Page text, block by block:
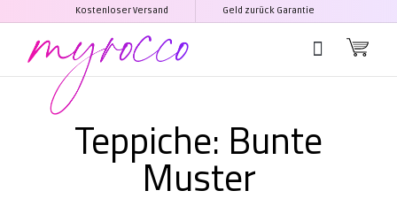
Kostenloser Versand Geld zurück Garantie
Teppiche: Bunte
Muster